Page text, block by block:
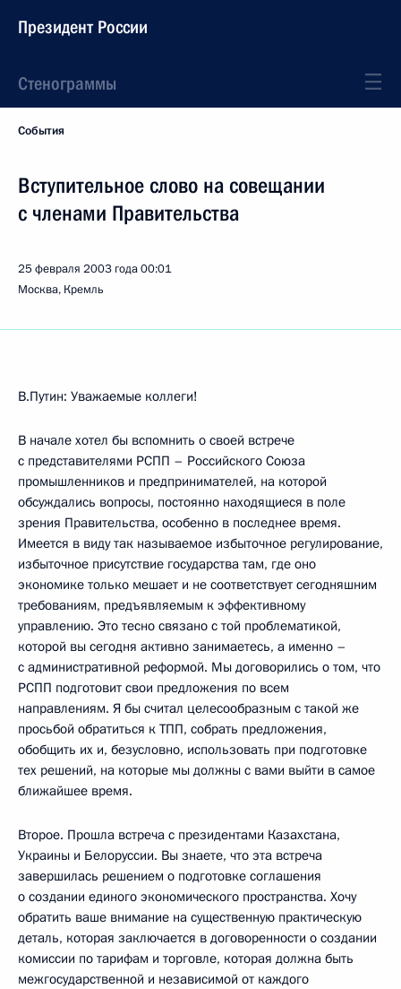
Президент России
Стенограммы
События
Вступительное слово на совещании
с членами Правительства
25 февраля 2003 года00:01
Москва, Кремль
В.Путин: Уважаемые коллеги!
В начале хотел бы вспомнить о своей встрече
с представителями РСПП – Российского Союза
промышленников и предпринимателей, на которой
обсуждались вопросы, постоянно находящиеся в поле
зрения Правительства, особенно в последнее время.
Имеется в виду так называемое избыточное регулирование,
избыточное присутствие государства там, где оно
экономике только мешает и не соответствует сегодняшним
требованиям, предъявляемым к эффективному
управлению. Это тесно связано с той проблематикой,
которой вы сегодня активно занимаетесь, а именно –
с административной реформой. Мы договорились о том, что
РСПП подготовит свои предложения по всем
направлениям. Я бы считал целесообразным с такой же
просьбой обратиться к ТПП, собрать предложения,
обобщить их и, безусловно, использовать при подготовке
тех решений, на которые мы должны с вами выйти в самое
ближайшее время.
Второе. Прошла встреча с президентами Казахстана,
Украины и Белоруссии. Вы знаете, что эта встреча
завершилась решением о подготовке соглашения
о создании единого экономического пространства. Хочу
обратить ваше внимание на существенную практическую
деталь, которая заключается в договоренности о создании
комиссии по тарифам и торговле, которая должна быть
межгосударственной и независимой от каждого